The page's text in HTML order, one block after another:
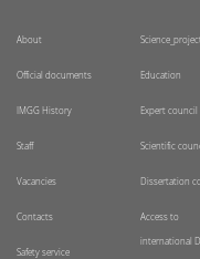
About
Official documents
IMGG History
Staff
Vacancies
Contacts
Safety service
Education
Expert council
Scientific
Dissertation
Access to
international